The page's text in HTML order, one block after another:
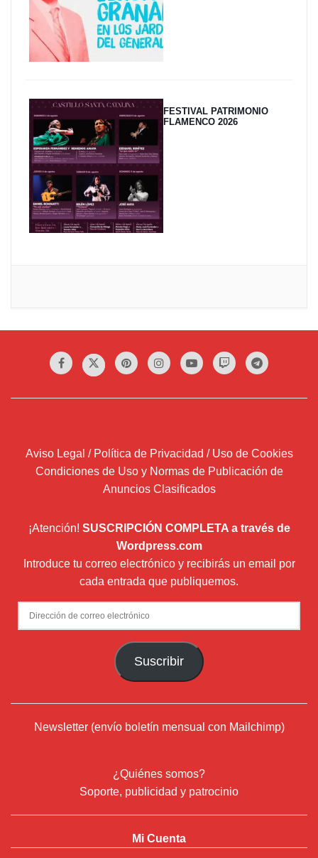
FESTIVAL PATRIMONIO
FLAMENCO 2026
Aviso Legal / Política de Privacidad / Uso de Cookies
Condiciones de Uso y Normas de Publicación de
Anuncios Clasificados
¡Atención! SUSCRIPCIÓN COMPLETA a través de
Wordpress.com
Introduce tu correo electrónico y recibirás un email por
cada entrada que publiquemos.
Dirección
de
Suscribir
Newsletter (envío boletín mensual con Mailchimp)
¿Quiénes somos?
Soporte, publicidad y patrocinio
Mi Cuenta